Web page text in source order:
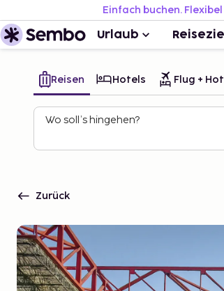
Einfach buchen.
Urlaub
Reisen Hotels Flug +
Wo soll’s hingehen?
Zurück